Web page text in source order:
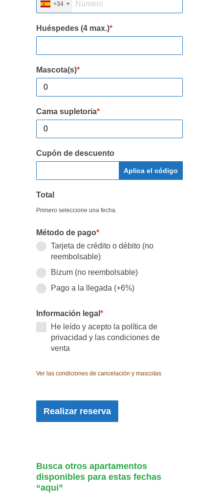
+34
Huéspedes (4 max.)*
Mascota(s)*
Cama supletoria*
Cupón de descuento
Aplica el código
Total
Primero seleccione una fecha.
Método de pago*
Tarjeta de crédito o débito (no
reembolsable)
Bizum (no reembolsable)
Pago a la llegada (+6%)
Información legal *
He leído y acepto la política de
privacidad y las condiciones de
venta
Ver las condiciones de cancelación y mascotas
Realizar reserva
Busca otros apartamentos
disponibles para estas fechas
“aqui”